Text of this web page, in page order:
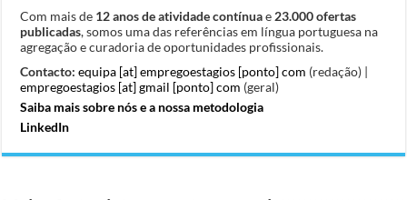
Com mais de 12 anos de atividade contínuae 23.000 ofertas
publicadas, somos uma das referências em língua portuguesa na
agregação e curadoria de oportunidades profissionais.
Contacto: equipa [at] empregoestagios [ponto] com (redação) |
empregoestagios [at] gmail [ponto] com (geral)
Saiba mais sobre nós e a nossa metodologia
LinkedIn